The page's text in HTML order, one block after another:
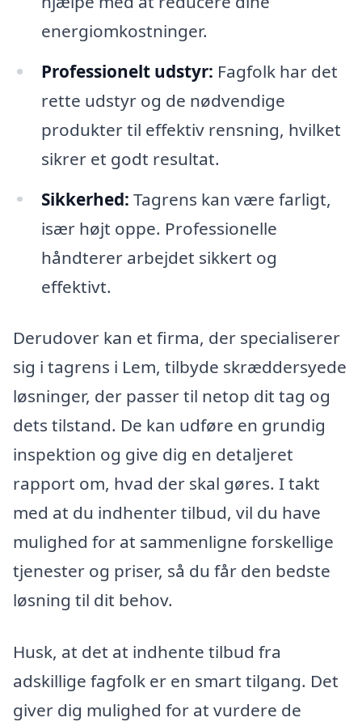
energiomkostninger.
Professionelt udstyr: Fagfolk har det
rette udstyr og de nødvendige
produkter til effektiv rensning, hvilket
sikrer et godt resultat.
Sikkerhed: Tagrens kan være farligt,
især højt oppe. Professionelle
håndterer arbejdet sikkert og
effektivt.
Derudover kan et firma, der specialiserer
sig i tagrens i Lem, tilbyde skræddersyede
løsninger, der passer til netop dit tag og
dets tilstand. De kan udføre en grundig
inspektion og give dig en detaljeret
rapport om, hvad der skal gøres. I takt
med at du indhenter tilbud, vil du have
mulighed for at sammenligne forskellige
tjenester og priser, så du får den bedste
løsning til dit behov.
Husk, at det at indhente tilbud fra
adskillige fagfolk er en smart tilgang. Det
giver dig mulighed for at vurdere de